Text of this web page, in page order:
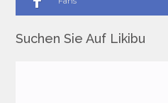
Suchen Sie Auf Likibu